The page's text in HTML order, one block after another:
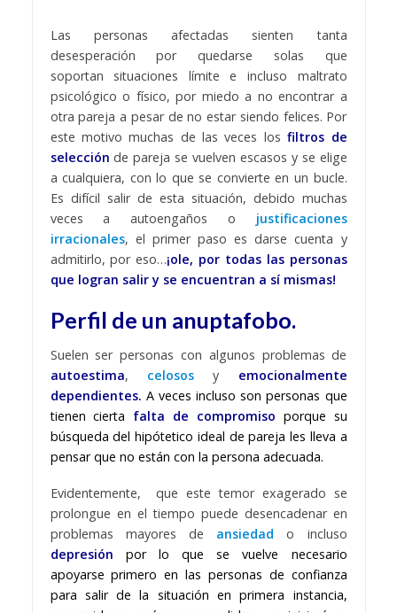
Las personas afectadas sienten tanta
desesperación por quedarse solas que
soportan situaciones límite e incluso maltrato
psicológico o físico, por miedo a no encontrar a
otra pareja a pesar de no estar siendo felices. Por
este motivo muchas de las veces losfiltros de
selección de pareja se vuelven escasos y se elige
a cualquiera, con lo que se convierte en un bucle.
Es difícil salir de esta situación, debido muchas
veces a autoengaños o justificaciones
irracionales, el primer paso es darse cuenta y
admitirlo, por eso…¡ole, por todas las personas
que logran salir y se encuentran a sí mismas!
Perfil de un anuptafobo.
Suelen ser personas con algunos problemas de
autoestima, celosos y emocionalmente
dependientes. A veces incluso son personas que
tienen cierta falta de compromiso porque su
búsqueda del hipótetico ideal de pareja les lleva a
pensar que no están con la persona adecuada.
Evidentemente, que este temor exagerado se
prolongue en el tiempo puede desencadenar en
problemas mayores de ansiedad
o incluso
depresión por lo que se vuelve necesario
apoyarse primero en las personas de confianza
para salir de la situación en primera instancia,